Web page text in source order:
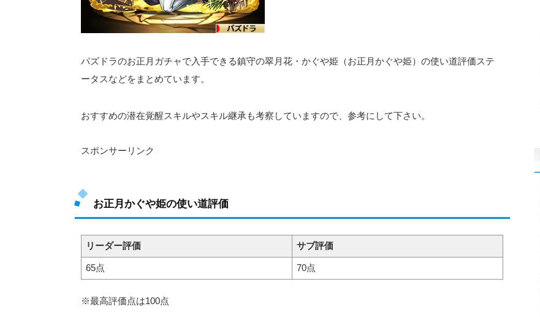
パズドラのお正月ガチャで入手できる鎮守の翠月花・かぐや姫（お正月かぐや姫）の使い道評価ステ
ータスなどをまとめています。
おすすめの潜在覚醒スキルやスキル継承も考察していますので、参考にして下さい。
スポンサーリンク
お正月かぐや姫の使い道評価
リーダー評価 サブ評価
65点 70点
※最高評価点は100点